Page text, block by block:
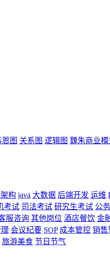
恩图 关系图 逻辑图 魏朱商业模
架构 java 大数据 后端开发 运维
考试 司法考试 研究生考试 公
服咨询 其他岗位 酒店餐饮 金
会议纪要 SOP 成本管控 销售
旅游美食 节日节气